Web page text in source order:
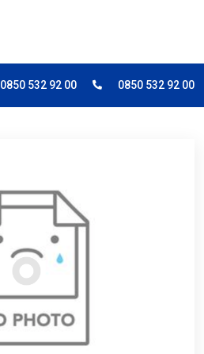
0850 532 92 00 0850 532 92 00